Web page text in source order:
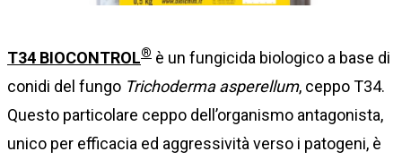
T34 BIOCONTROL® è un fungicida biologico a base di
conidi del fungo Trichoderma asperellum, ceppo T34.
Questo particolare ceppo dell’organismo antagonista,
unico per efficacia ed aggressività verso i patogeni, è